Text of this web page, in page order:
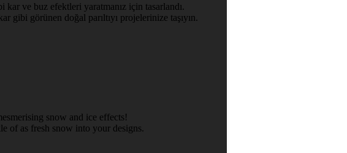
ve buz efektleri yaratmanız için tasarlandı.
görünen doğal parıltıyı projelerinize taşıyın.
snow and ice effects!
of as fresh snow into your designs.